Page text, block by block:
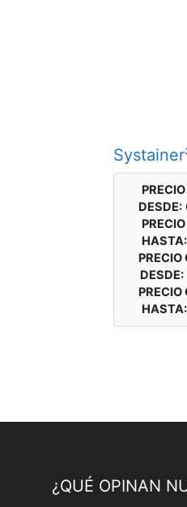
DESDE:
HASTA:
PRECIO
DESDE:
PRECIO
HASTA:
¿QUÉ OPINAN